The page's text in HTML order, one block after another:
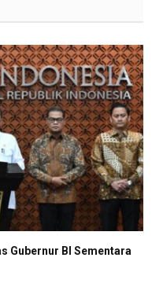
Gubernur BI Sementara